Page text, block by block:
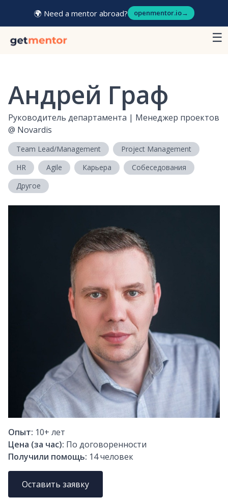
🌍 Need a mentor abroad? openmentor.io→
☰
Андрей Граф
Руководитель департамента | Менеджер проектов
@ Novardis
Team Lead/Management
Project Management
HR
Agile Карьера
Собеседования
Другое
Опыт: 10+ лет
Цена (за час): По договоренности
Получили помощь: 14человек
Оставить заявку